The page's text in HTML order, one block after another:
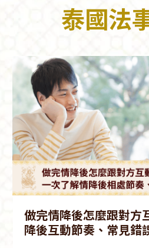
泰國法
做完情降後怎麼跟對方
降後互動節奏、常見錯